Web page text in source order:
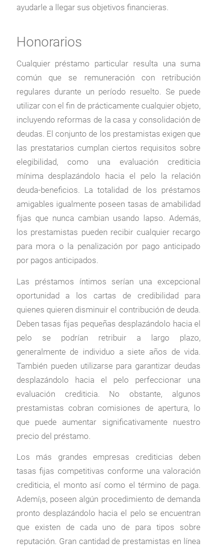
ayudarle a llegar sus objetivos financieras.
Honorarios
Cualquier préstamo particular resulta una suma
común que se remuneración con retribución
regulares durante un período resuelto. Se puede
utilizar con el fin de prácticamente cualquier objeto,
incluyendo reformas de la casa y consolidación de
deudas. El conjunto de los prestamistas exigen que
las prestatarios cumplan ciertos requisitos sobre
elegibilidad, como una evaluación crediticia
mínima desplazándolo hacia el pelo la relación
deuda-beneficios. La totalidad de los préstamos
amigables igualmente poseen tasas de amabilidad
fijas que nunca cambian usando lapso. Además,
los prestamistas pueden recibir cualquier recargo
para mora o la penalización por pago anticipado
por pagos anticipados.
Las préstamos íntimos serían una excepcional
oportunidad a los cartas de credibilidad para
quienes quieren disminuir el contribución de deuda.
Deben tasas fijas pequeñas desplazándolo hacia el
pelo se podrían retribuir a largo plazo,
generalmente de individuo a siete años de vida.
También pueden utilizarse para garantizar deudas
desplazándolo hacia el pelo perfeccionar una
evaluación crediticia. No obstante, algunos
prestamistas cobran comisiones de apertura, lo
que puede aumentar significativamente nuestro
precio del préstamo.
Los más grandes empresas crediticias deben
tasas fijas competitivas conforme una valoración
crediticia, el monto así­ como el término de paga.
Ademí¡s, poseen algún procedimiento de demanda
pronto desplazándolo hacia el pelo se encuentran
que existen de cada uno de para tipos sobre
reputación. Gran cantidad de prestamistas en línea